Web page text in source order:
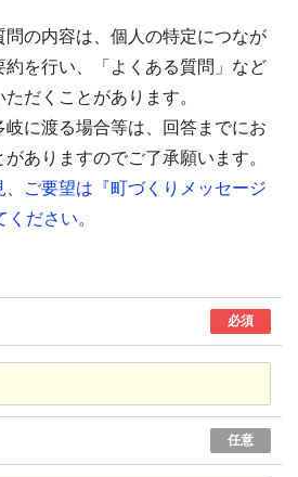
問の内容は、個人の特定につなが
約を行い、「よくある質問」など
だくことがあります。
に渡る場合等は、回答までにお
ありますのでご了承願います。
ご要望は『町づくりメッセージ
ださい。
必須
任意